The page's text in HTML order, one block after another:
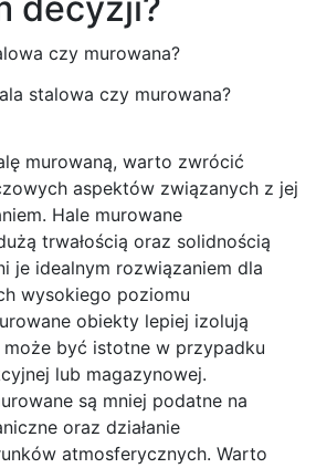
stalowa czy murowana?
murowaną, warto zwrócić
aspektów związanych z jej
Hale murowane
trwałością oraz solidnością
je idealnym rozwiązaniem dla
wysokiego poziomu
obiekty lepiej izolują
może być istotne w przypadku
lub magazynowej.
są mniej podatne na
oraz działanie
atmosferycznych. Warto